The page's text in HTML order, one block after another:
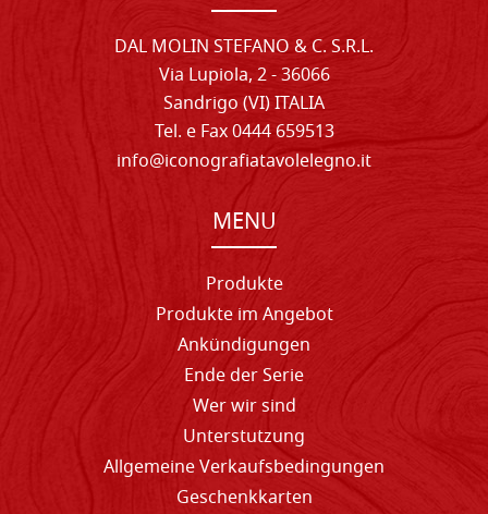
DAL MOLIN STEFANO & C. S.R.L.
Via Lupiola, 2 - 36066
Sandrigo (VI) ITALIA
Tel. e Fax 0444 659513
info@iconografiatavolelegno.it
MENU
Produkte
Produkte im Angebot
Ankündigungen
Ende der Serie
Wer wir sind
Unterstutzung
Allgemeine Verkaufsbedingungen
Geschenkkarten